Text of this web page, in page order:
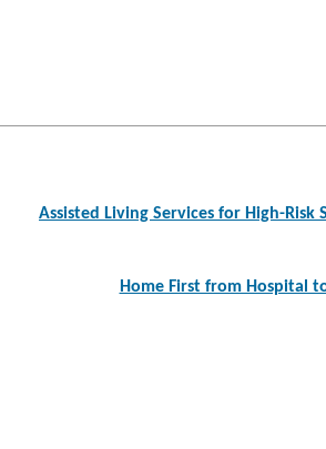
Assisted Living Services for High-Risk
Home First from Hospital